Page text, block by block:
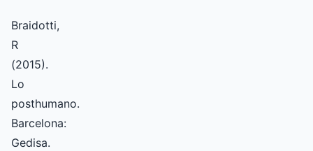
Braidotti,
R
(2015).
Lo
posthumano.
Barcelona:
Gedisa.